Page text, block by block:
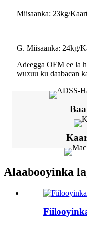
Miisaanka: 23kg/
G. Miisaanka: 24kg/
Adeegga OEM ee la
wuxuu ku daabacan
Alaabooyinka